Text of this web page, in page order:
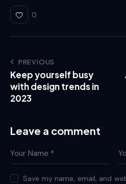
0
Post
navigation
PREVIOUS
Keep yourself busy
with design trends in
2023
Leave a comment
Save my name, email, and